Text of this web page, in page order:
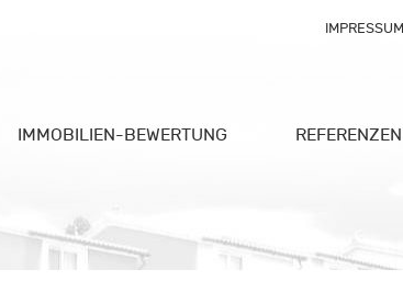
IMPRESSUM
IMMOBILIEN-BEWERTUNG REFERENZEN